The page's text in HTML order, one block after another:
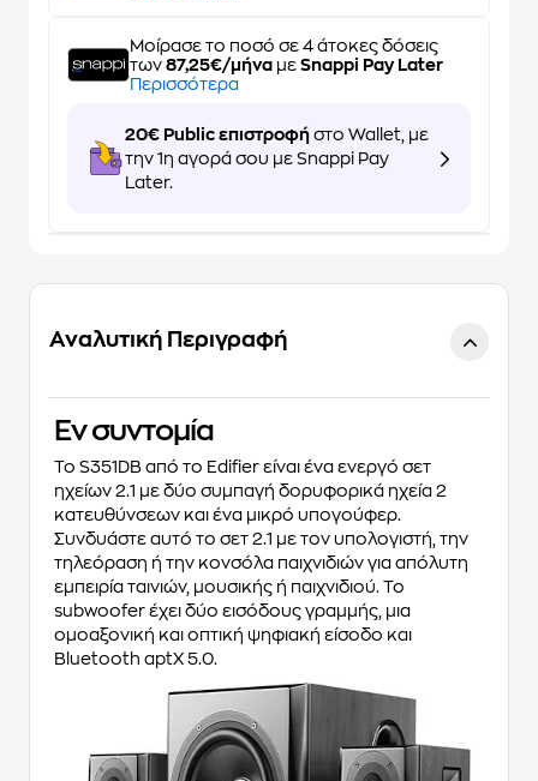
Μοίρασε το ποσό σε 4 άτοκες δόσεις
των 87,25€/μήνα με Snappi Pay Later
Περισσότερα
20€ Public επιστροφή στο Wallet, με
την 1η αγορά σου με Snappi Pay
Later.
Αναλυτική Περιγραφή
Εν συντομία
Το S351DB από το Edifier είναι ένα ενεργό σετ
ηχείων 2.1 με δύο συμπαγή δορυφορικά ηχεία 2
κατευθύνσεων και ένα μικρό υπογούφερ.
Συνδυάστε αυτό το σετ 2.1 με τον υπολογιστή, την
τηλεόραση ή την κονσόλα παιχνιδιών για απόλυτη
εμπειρία ταινιών, μουσικής ή παιχνιδιού. Το
subwoofer έχει δύο εισόδους γραμμής, μια
ομοαξονική και οπτική ψηφιακή είσοδο και
Bluetooth aptX 5.0.